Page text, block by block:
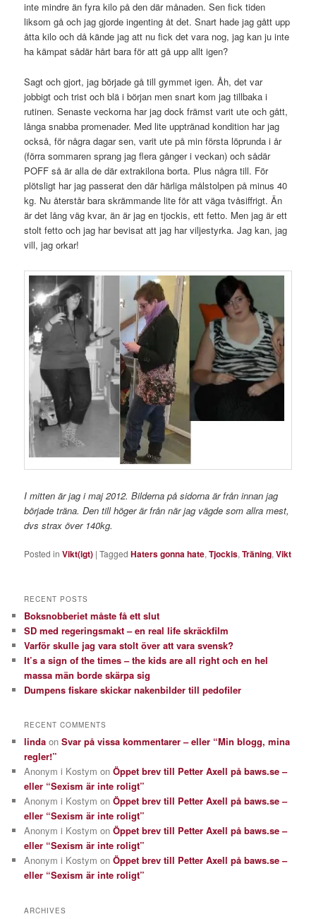
inte mindre än fyra kilo på den där månaden. Sen fick tiden
liksom gå och jag gjorde ingenting åt det. Snart hade jag gått upp
åtta kilo och då kände jag att nu fick det vara nog, jag kan ju inte
ha kämpat sådär hårt bara för att gå upp allt igen?
Sagt och gjort, jag började gå till gymmet igen. Åh, det var
jobbigt och trist och blä i början men snart kom jag tillbaka i
rutinen. Senaste veckorna har jag dock främst varit ute och gått,
långa snabba promenader. Med lite upptränad kondition har jag
också, för några dagar sen, varit ute på min första löprunda i år
(förra sommaren sprang jag flera gånger i veckan) och sådär
POFF så är alla de där extrakilona borta. Plus några till. För
plötsligt har jag passerat den där härliga målstolpen på minus 40
kg. Nu återstår bara skrämmande lite för att väga tvåsiffrigt. Än
är det lång väg kvar, än är jag en tjockis, ett fetto. Men jag är ett
stolt fetto och jag har bevisat att jag har viljestyrka. Jag kan, jag
vill, jag orkar!
I mitten är jag i maj 2012. Bilderna på sidorna är från innan jag
började träna. Den till höger är från när jag vägde som allra mest,
dvs strax över 140kg.
Posted in Vikt(igt) |Tagged Haters gonna hate,Tjockis,Träning,Vikt
RECENT POSTS
Boksnobberiet måste få ett slut
SD med regeringsmakt – en real life skräckfilm
Varför skulle jag vara stolt över att vara svensk?
It’s a sign of the times – the kids are all right och en hel
massa män borde skärpa sig
Dumpens fiskare skickar nakenbilder till pedofiler
RECENT COMMENTS
linda onSvar på vissa kommentarer – eller “Min blogg, mina
regler!”
Anonym i Kostym onÖppet brev till Petter Axell på baws.se –
eller “Sexism är inte roligt”
Anonym i Kostym onÖppet brev till Petter Axell på baws.se –
eller “Sexism är inte roligt”
Anonym i Kostym onÖppet brev till Petter Axell på baws.se –
eller “Sexism är inte roligt”
Anonym i Kostym onÖppet brev till Petter Axell på baws.se –
eller “Sexism är inte roligt”
ARCHIVES